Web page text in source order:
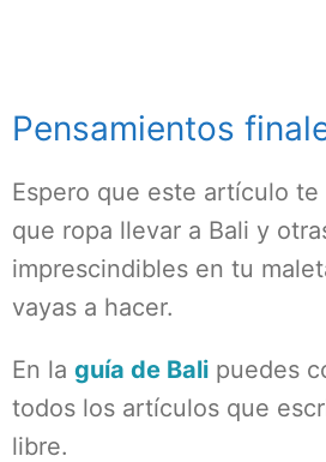
Pensamientos
Espero que este artículo te
que ropa llevar a Bali y
imprescindibles en tu
vayas a hacer.
En la guía de Bali puedes
todos los artículos que
libre.